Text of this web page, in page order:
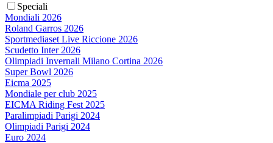
Speciali
Mondiali 2026
Roland Garros 2026
Sportmediaset Live Riccione 2026
Scudetto Inter 2026
Olimpiadi Invernali Milano Cortina 2026
Super Bowl 2026
Eicma 2025
Mondiale per club 2025
EICMA Riding Fest 2025
Paralimpiadi Parigi 2024
Olimpiadi Parigi 2024
Euro 2024